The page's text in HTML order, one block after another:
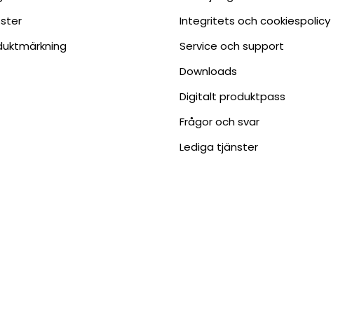
Integritets och cookiespolicy
Service och support
Downloads
Digitalt produktpass
Frågor och svar
Lediga tjänster